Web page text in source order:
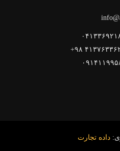
داده تجارت